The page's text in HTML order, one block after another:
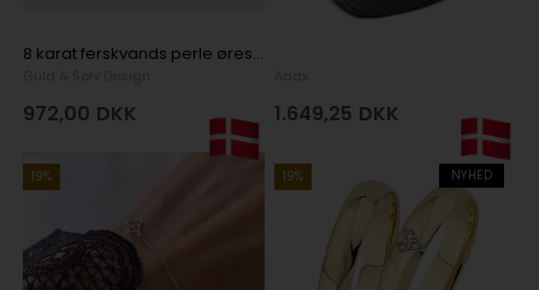
8 karat ferskvands perle ørestikker, 7-7,5 mm
972,00 DKK 1.649,25 DKK
19% NYHED
19%